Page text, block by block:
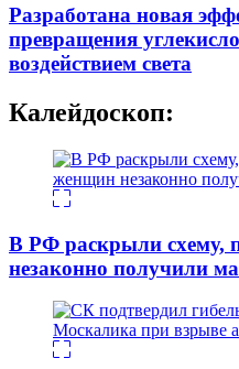
Разработана новая
превращения
воздействием света
Калейдоскоп:
В РФ раскрыли схему,
незаконно получили